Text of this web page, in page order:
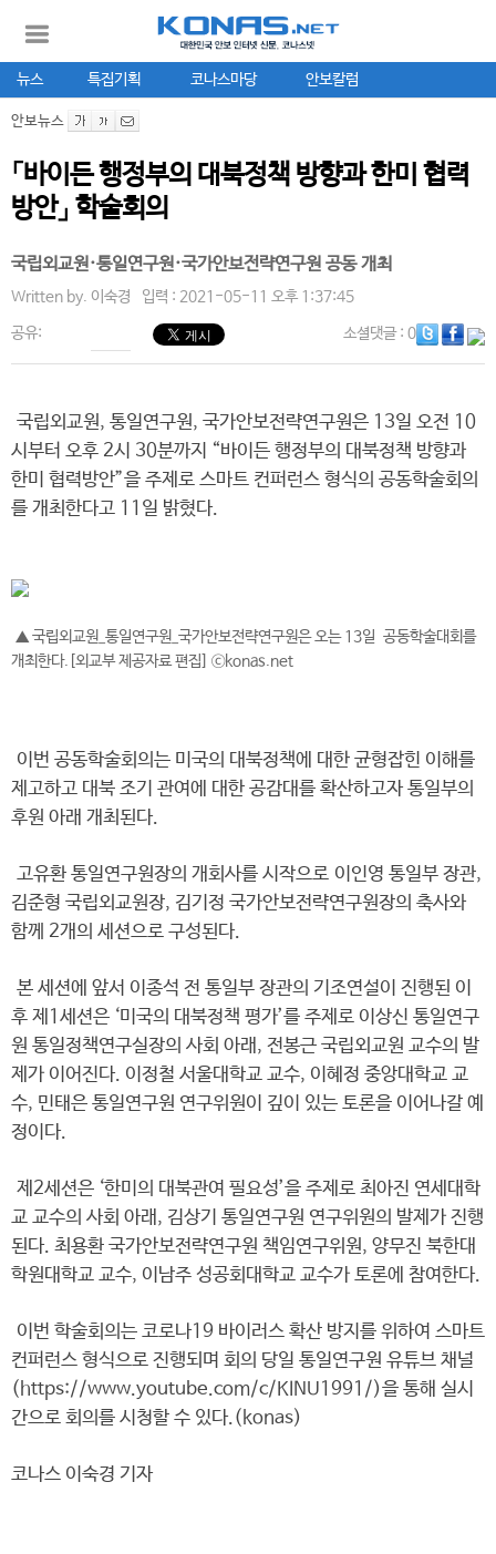
뉴스 특집기획 코나스마당 안보칼럼
안보뉴스
「바이든 행정부의 대북정책 방향과 한미 협력
방안」 학술회의
국립외교원·통일연구원·국가안보전략연구원 공동 개최
Written by. 이숙경 입력 : 2021-05-11 오후 1:37:45
공유: 소셜댓글: 0
국립외교원, 통일연구원, 국가안보전략연구원은 13일 오전 10
시부터 오후 2시 30분까지 “바이든 행정부의 대북정책 방향과
한미 협력방안”을 주제로 스마트 컨퍼런스 형식의 공동학술회의
를 개최한다고 11일 밝혔다.
▲ 국립외교원_통일연구원_국가안보전략연구원은 오는 13일 공동학술대회를
개최한다.[외교부 제공자료 편집] ⓒkonas.net
이번 공동학술회의는 미국의 대북정책에 대한 균형잡힌 이해를
제고하고 대북 조기 관여에 대한 공감대를 확산하고자 통일부의
후원 아래 개최된다.
고유환 통일연구원장의 개회사를 시작으로 이인영 통일부 장관,
김준형 국립외교원장, 김기정 국가안보전략연구원장의 축사와
함께 2개의 세션으로 구성된다.
본 세션에 앞서 이종석 전 통일부 장관의 기조연설이 진행된 이
후 제1세션은 ‘미국의 대북정책 평가’를 주제로 이상신 통일연구
원 통일정책연구실장의 사회 아래, 전봉근 국립외교원 교수의 발
제가 이어진다. 이정철 서울대학교 교수, 이혜정 중앙대학교 교
수, 민태은 통일연구원 연구위원이 깊이 있는 토론을 이어나갈 예
정이다.
제2세션은 ‘한미의 대북관여 필요성’을 주제로 최아진 연세대학
교 교수의 사회 아래, 김상기 통일연구원 연구위원의 발제가 진행
된다. 최용환 국가안보전략연구원 책임연구위원, 양무진 북한대
학원대학교 교수, 이남주 성공회대학교 교수가 토론에 참여한다.
이번 학술회의는 코로나19 바이러스 확산 방지를 위하여 스마트
컨퍼런스 형식으로 진행되며 회의 당일 통일연구원 유튜브 채널
(https://www.youtube.com/c/KINU1991/)을 통해 실시
간으로 회의를 시청할 수 있다.(konas)
코나스 이숙경 기자